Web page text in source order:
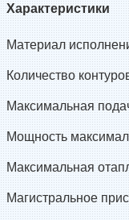
Характеристики
Материал
Количество
Максимальная
Мощность
Максимальная
Магистральное